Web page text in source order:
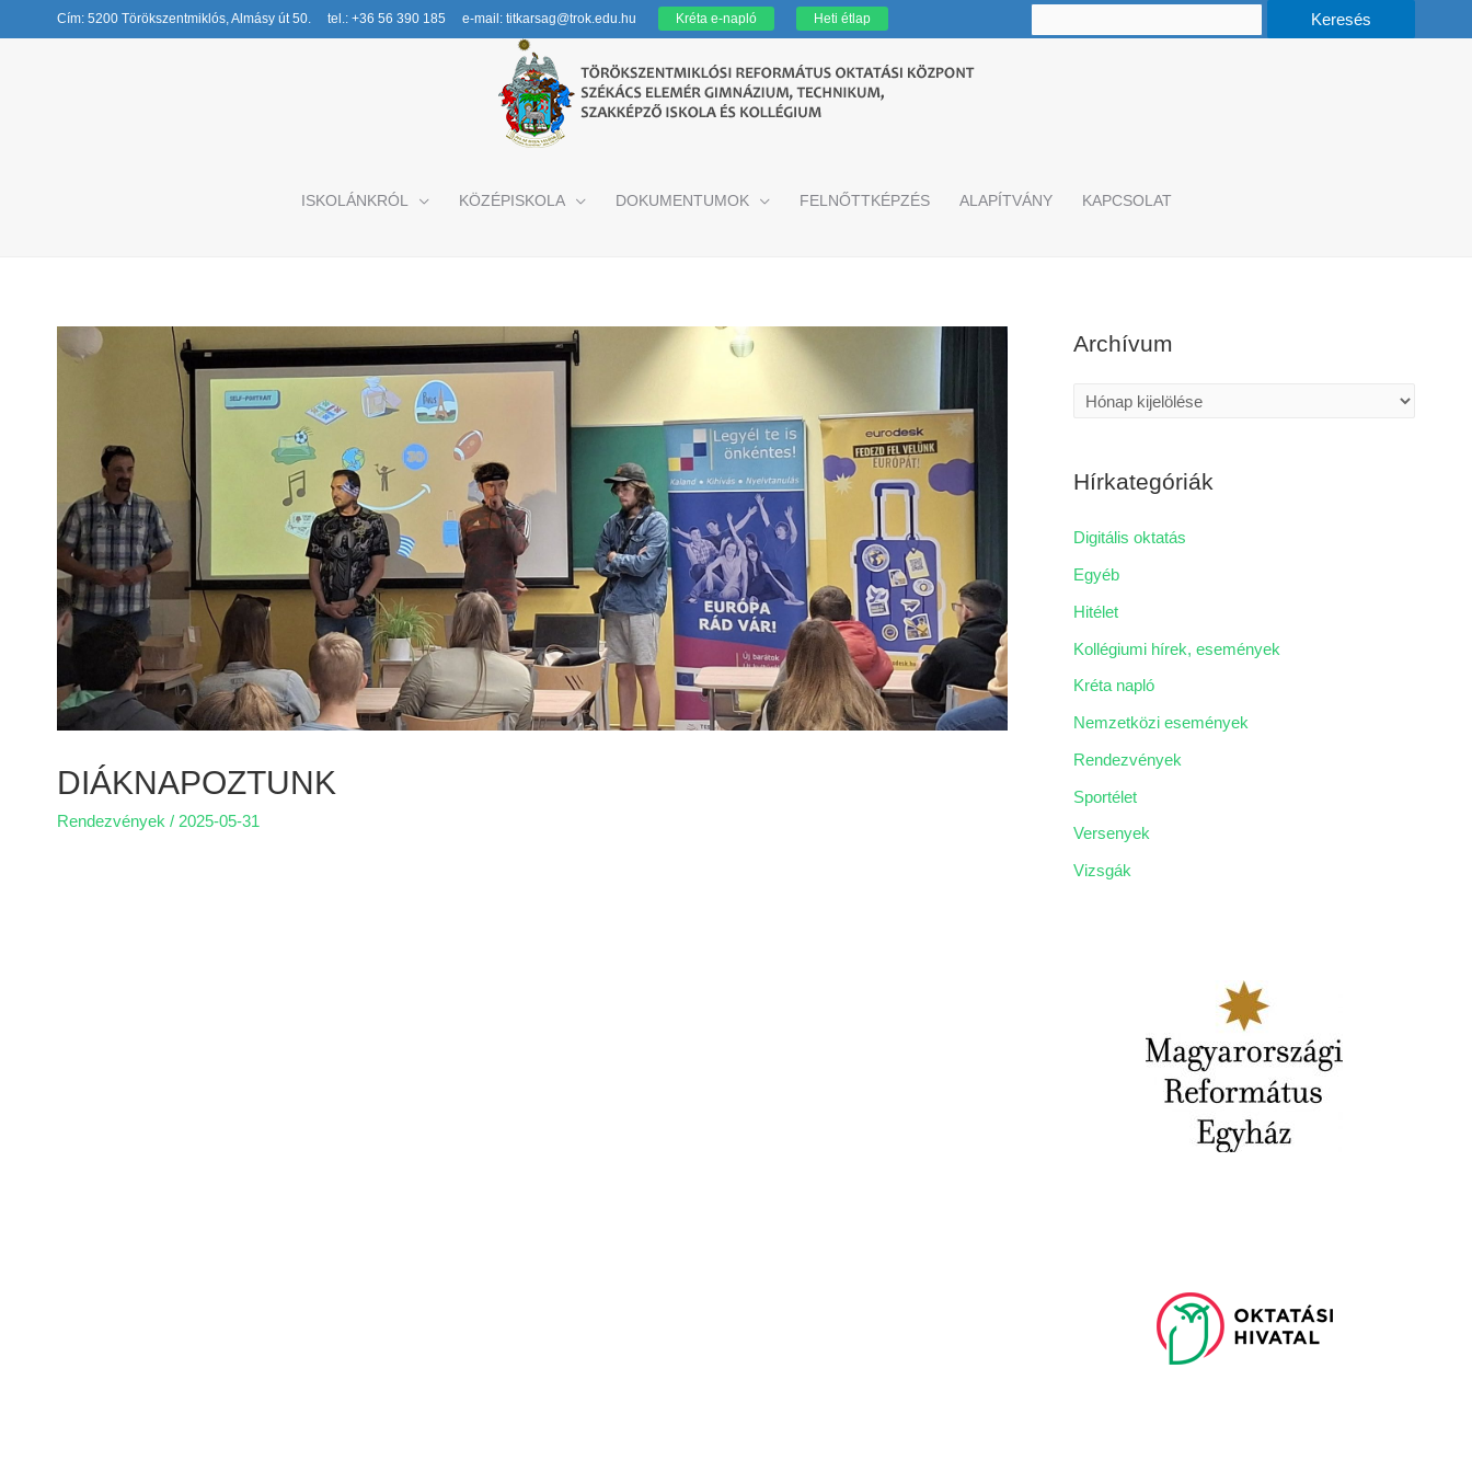
Kréta e-napló
Cím: 5200 Törökszentmiklós, Almásy út 50. tel.: +36 56 390 185 e-mail: titkarsag@trok.edu.hu Heti étlap
ISKOLÁNKRÓL KÖZÉPISKOLA DOKUMENTUMOK FELNŐTTKÉPZÉS ALAPÍTVÁNY KAPCSOLAT
DIÁKNAPOZTUNK
Rendezvények / 2025-05-31
Archívum
í
Hírkategóriák
Digitális oktatás
Egyéb
Hitélet
Kollégiumi hírek, események
Kréta napló
Nemzetközi események
Rendezvények
Sportélet
Versenyek
Vizsgák